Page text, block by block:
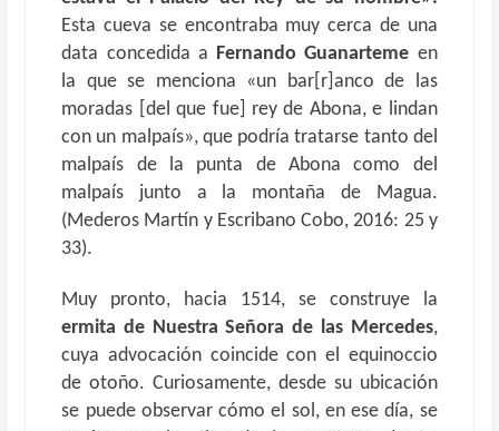
Esta cueva se encontraba muy cerca de una
data concedida a Fernando Guanarteme en
la que se menciona «un bar[r]anco de las
moradas [del que fue] rey de Abona, e lindan
con un malpaís», que podría tratarse tanto del
malpaís de la punta de Abona como del
malpaís junto a la montaña de Magua.
(Mederos Martín y Escribano Cobo, 2016: 25 y
33).
Muy pronto, hacia 1514, se construye la
ermita de Nuestra Señora de las Mercedes,
cuya advocación coincide con el equinoccio
de otoño. Curiosamente, desde su ubicación
se puede observar cómo el sol, en ese día, se